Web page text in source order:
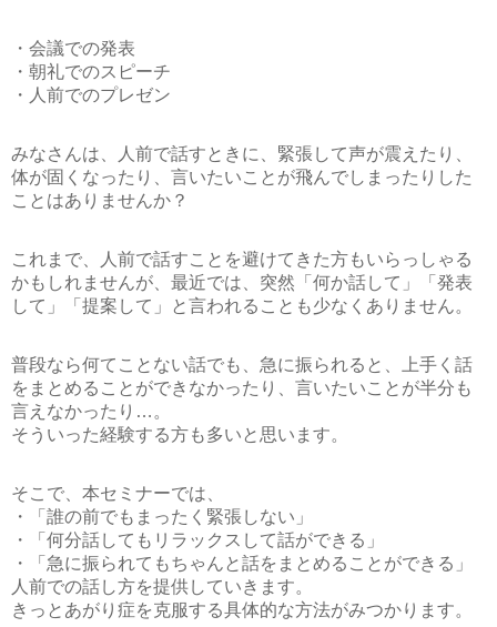
・会議での発表
・朝礼でのスピーチ
・人前でのプレゼン
みなさんは、人前で話すときに、緊張して声が震えたり、
体が固くなったり、言いたいことが飛んでしまったりした
ことはありませんか？
これまで、人前で話すことを避けてきた方もいらっしゃる
かもしれませんが、最近では、突然「何か話して」「発表
して」「提案して」と言われることも少なくありません。
普段なら何てことない話でも、急に振られると、上手く話
をまとめることができなかったり、言いたいことが半分も
言えなかったり…。
そういった経験する方も多いと思います。
そこで、本セミナーでは、
・「誰の前でもまったく緊張しない」
・「何分話してもリラックスして話ができる」
・「急に振られてもちゃんと話をまとめることができる」
人前での話し方を提供していきます。
きっとあがり症を克服する具体的な方法がみつかります。